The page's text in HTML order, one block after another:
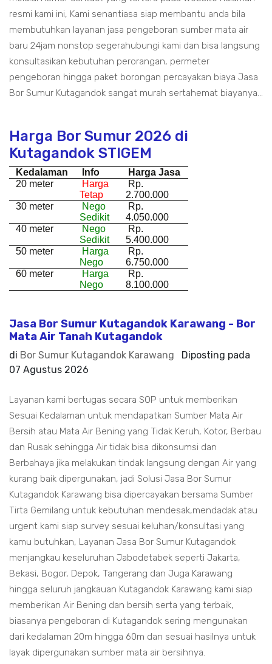
resmi kami ini, Kami senantiasa siap membantu anda bila
membutuhkan layanan jasa pengeboran sumber mata air
baru 24jam nonstop segerahubungi kami dan bisa langsung
konsultasikan kebutuhan perorangan, permeter
pengeboran hingga paket borongan percayakan biaya Jasa
Bor Sumur Kutagandok sangat murah sertahemat biayanya...
Harga Bor Sumur 2026 di
Kutagandok STIGEM
Kedalaman Info
Harga Jasa
20 meter
Harga
Tetap
Rp.
2.700.000
30 meter
Nego
Sedikit
Rp.
4.050.000
40 meter
Nego
Sedikit
Rp.
5.400.000
50 meter
Harga
Nego
Rp.
6.750.000
60 meter
Harga
Nego
Rp.
8.100.000
Jasa Bor Sumur Kutagandok Karawang - Bor
Mata Air Tanah Kutagandok
di Bor Sumur Kutagandok Karawang
Diposting pada
07 Agustus 2026
Layanan kami bertugas secara SOP untuk memberikan
Sesuai Kedalaman untuk mendapatkan Sumber Mata Air
Bersih atau Mata Air Bening yang Tidak Keruh, Kotor, Berbau
dan Rusak sehingga Air tidak bisa dikonsumsi dan
Berbahaya jika melakukan tindak langsung dengan Air yang
kurang baik dipergunakan, jadi Solusi Jasa Bor Sumur
Kutagandok Karawang bisa dipercayakan bersama Sumber
Tirta Gemilang untuk kebutuhan mendesak,mendadak atau
urgent kami siap survey sesuai keluhan/konsultasi yang
kamu butuhkan, Layanan Jasa Bor Sumur Kutagandok
menjangkau keseluruhan Jabodetabek seperti Jakarta,
Bekasi, Bogor, Depok, Tangerang dan Juga Karawang
hingga seluruh jangkauan Kutagandok Karawang kami siap
memberikan Air Bening dan bersih serta yang terbaik,
biasanya pengeboran di Kutagandok sering mengunakan
dari kedalaman 20m hingga 60m dan sesuai hasilnya untuk
layak dipergunakan sumber mata air bersihnya.